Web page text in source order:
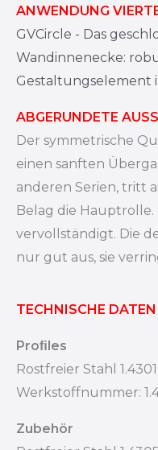
ANWENDUNG
GVCircle - Das
Wandinnenecke:
Gestaltungselement
ABGERUNDETE
Der symmetrische
einen sanften
anderen Serien, tritt
Belag die Hauptrolle.
vervollständigt. Die
nur gut aus, sie
TECHNISCHE DATEN
Proﬁles
Rostfreier Stahl
Werkstoffnummer:
Zubehör